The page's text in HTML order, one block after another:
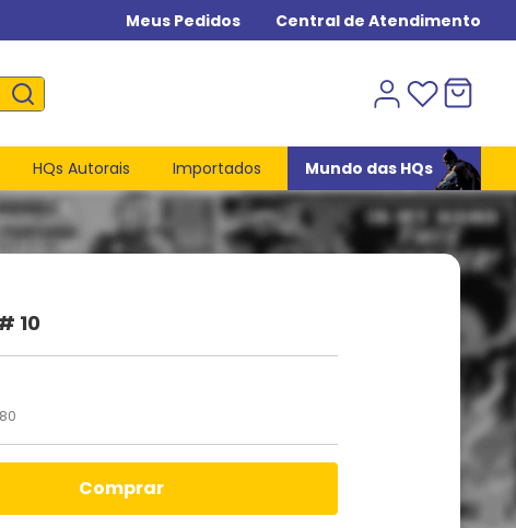
Meus Pedidos Central de Atendimento
HQs Autorais Importados Mundo das HQs
10
comprar